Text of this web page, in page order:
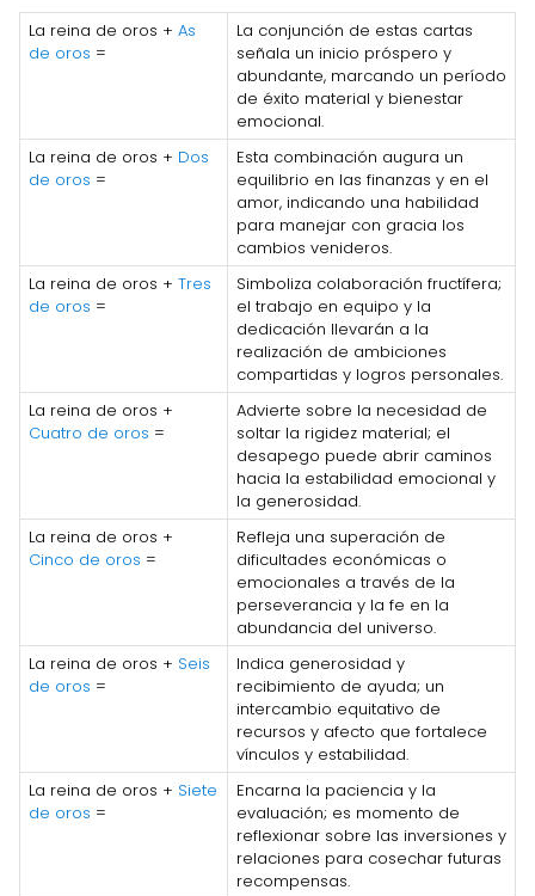
La reina de oros + As
de oros =
La conjunción de estas cartas
señala un inicio próspero y
abundante, marcando un período
de éxito material y bienestar
emocional.
La reina de oros + Dos
de oros =
Esta combinación augura un
equilibrio en las finanzas y en el
amor, indicando una habilidad
para manejar con gracia los
cambios venideros.
La reina de oros + Tres
de oros =
Simboliza colaboración fructífera;
el trabajo en equipo y la
dedicación llevarán a la
realización de ambiciones
compartidas y logros personales.
La reina de oros +
Cuatro de oros =
Advierte sobre la necesidad de
soltar la rigidez material; el
desapego puede abrir caminos
hacia la estabilidad emocional y
la generosidad.
La reina de oros +
Cinco de oros =
Refleja una superación de
dificultades económicas o
emocionales a través de la
perseverancia y la fe en la
abundancia del universo.
La reina de oros + Seis
de oros =
Indica generosidad y
recibimiento de ayuda; un
intercambio equitativo de
recursos y afecto que fortalece
vínculos y estabilidad.
La reina de oros + Siete
de oros =
Encarna la paciencia y la
evaluación; es momento de
reflexionar sobre las inversiones y
relaciones para cosechar futuras
recompensas.